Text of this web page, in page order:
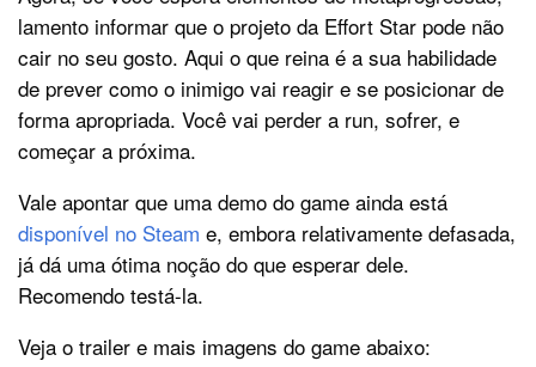
lamento informar que o projeto da Effort Star pode não
cair no seu gosto. Aqui o que reina é a sua habilidade
de prever como o inimigo vai reagir e se posicionar de
forma apropriada. Você vai perder a run, sofrer, e
começar a próxima.
Vale apontar que uma demo do game ainda está
disponível no Steam e, embora relativamente defasada,
já dá uma ótima noção do que esperar dele.
Recomendo testá-la.
Veja o trailer e mais imagens do game abaixo: